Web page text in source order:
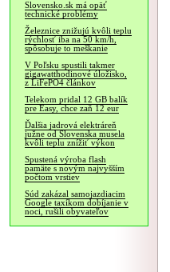
Slovensko.sk má opäť
technické problémy
Železnice znižujú kvôli teplu
rýchlosť iba na 50 km/h,
spôsobuje to meškanie
V Poľsku spustili takmer
gigawatthodinové úložisko,
z LiFePO4 článkov
Telekom pridal 12 GB balík
pre Easy, chce zaň 12 eur
Ďalšia jadrová elektráreň
južne od Slovenska musela
kvôli teplu znížiť výkon
Spustená výroba flash
pamäte s novým najvyšším
počtom vrstiev
Súd zakázal samojazdiacim
Google taxíkom dobíjanie v
noci, rušili obyvateľov